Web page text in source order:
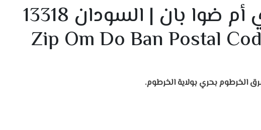
الرمز البريدي أم ضوا بان | السودان 13318
Zip Om Do Ban Postal
الخرطوم بحري بولاية الخرطوم.